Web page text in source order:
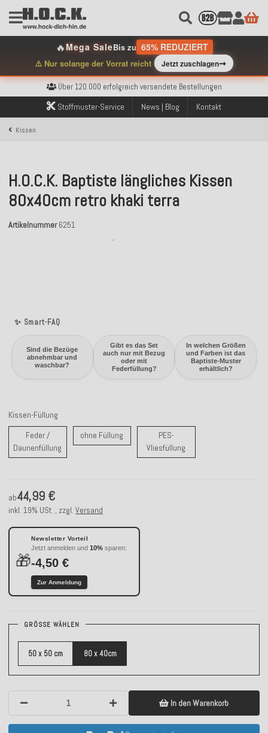
🔥Mega SaleBis zu 65% REDUZIERT
⚠️ Nur solange der Vorrat reicht Jetzt zuschlagen➞
Kostenloser Versand innerhalb Deutschlands ab 99€ Bestellwert
Über 120.000 erfolgreich versendete Bestellungen
Sicher bezahlen mit Klarna, PayPal & Amazon Pay
Kostenloser Versand innerhalb Deutschlands ab 99€ Bestellwert
Über 120.000 erfolgreich versendete Bestellungen
Stoffmuster-Service News | Blog Kontakt
Kissen
✨ Smart-FAQ
Sind die Bezüge
abnehmbar und
waschbar?
Gibt es das Set
auch nur mit Bezug
oder mit
Federfüllung?
In welchen Größen
und Farben ist das
Baptiste-Muster
erhältlich?
H.O.C.K. Baptiste längliches Kissen
80x40cm retro khaki terra
Artikelnummer 6251
Kissen-Füllung
Feder /
Daunenfüllung Feder / Daunenfüllung
ohne Füllung ohne FüllungPES-
Vliesfüllung
ab44,99 €
inkl. 19% USt. , zzgl. Versand
🎁
Newsletter Vorteil
Jetzt anmelden und 10% sparen:
-4,50 €
Zur Anmeldung
GRÖSSE WÄHLEN
50 x 50 cm 80 x 40cm
In den Warenkorb